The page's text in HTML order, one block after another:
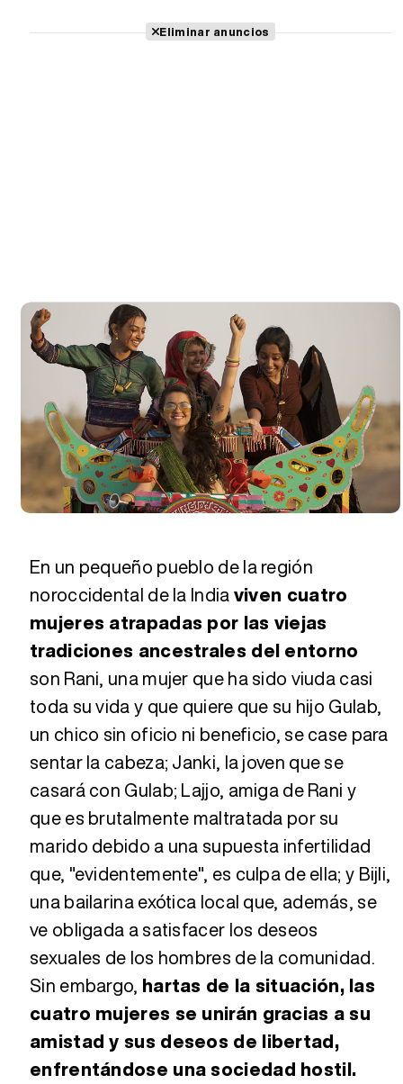
Eliminar anuncios
En un pequeño pueblo de la región
noroccidental de la Indiaviven cuatro
mujeres atrapadas por las viejas
tradiciones ancestrales del entorno
son Rani, una mujer que ha sido viuda casi
toda su vida y que quiere que su hijo Gulab,
un chico sin oficio ni beneficio, se case para
sentar la cabeza; Janki, la joven que se
casará con Gulab; Lajjo, amiga de Rani y
que es brutalmente maltratada por su
marido debido a una supuesta infertilidad
que, "evidentemente", es culpa de ella; y Bijli,
una bailarina exótica local que, además, se
ve obligada a satisfacer los deseos
sexuales de los hombres de la comunidad.
Sin embargo, hartas de la situación, las
cuatro mujeres se unirán gracias a su
amistad y sus deseos de libertad,
enfrentándose una sociedad hostil.